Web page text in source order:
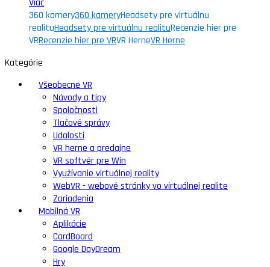
Viac
360 kamery360 kameryHeadsety pre virtuálnu
realituHeadsety pre virtuálnu realituRecenzie hier pre
VRRecenzie hier pre VRVR HerneVR Herne
Kategórie
Všeobecne VR
Návody a tipy
Spoločnosti
Tlačové správy
Udalosti
VR herne a predajne
VR softvér pre Win
Využívanie virtuálnej reality
WebVR - webové stránky vo virtuálnej realite
Zariadenia
Mobilná VR
Aplikácie
CardBoard
Google DayDream
Hry